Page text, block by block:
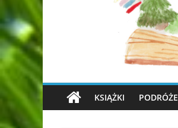
KSIĄŻKI PODRÓŻE